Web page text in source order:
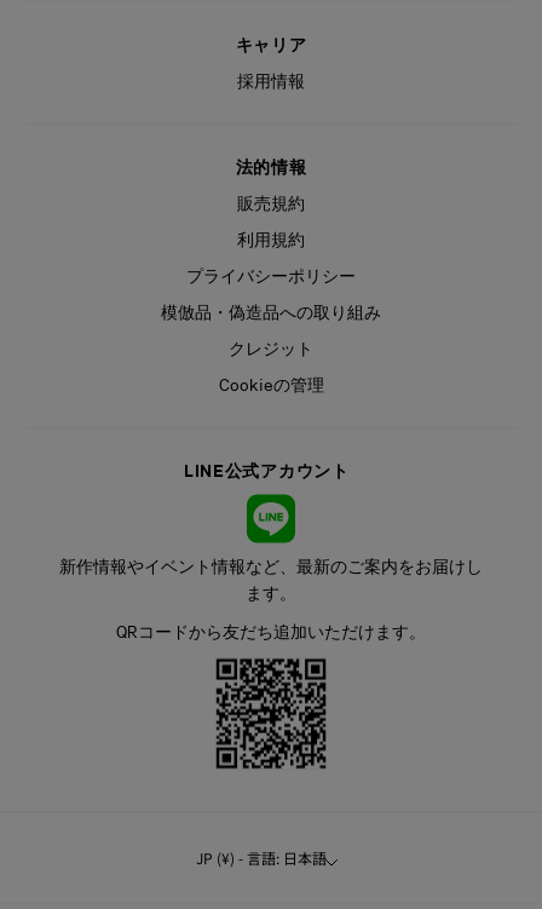
キャリア
採用情報
法的情報
販売規約
利用規約
プライバシーポリシー
模倣品・偽造品への取り組み
クレジット
Cookieの管理
LINE公式アカウント
新作情報やイベント情報など、最新のご案内をお届けし
ます。
QRコードから友だち追加いただけます。
JP (¥) - 言語: 日本語